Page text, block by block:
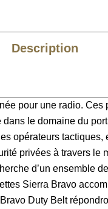
Description
pour une radio. Ces
dans le domaine du
opérateurs tactiques,
privées à travers le
d’un ensemble
Sierra Bravo
Duty Belt